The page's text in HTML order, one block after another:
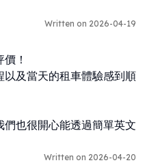
Written on 2026-04-19
！
及當天的租車體驗感到順
也很開心能透過簡單英文
狀況，以及適合家庭使用的
Written on 2026-04-20